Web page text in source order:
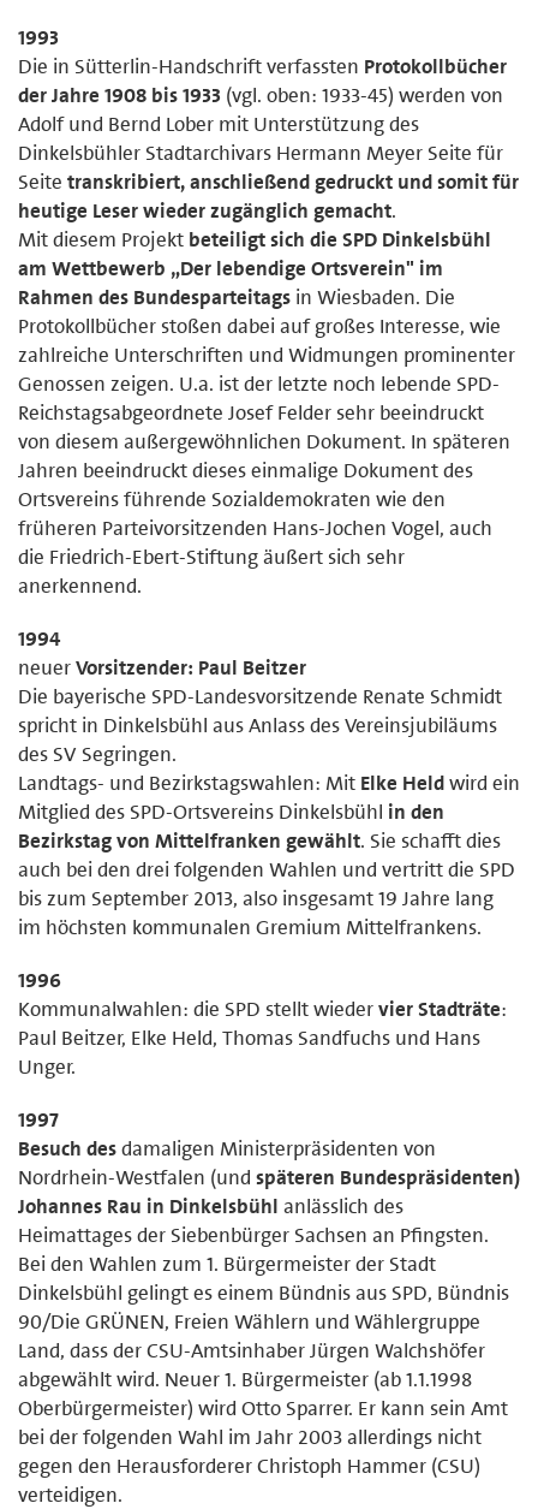
1993
Die in Sütterlin-Handschrift verfassten Protokollbücher
der Jahre 1908 bis 1933 (vgl. oben: 1933-45) werden von
Adolf und Bernd Lober mit Unterstützung des
Dinkelsbühler Stadtarchivars Hermann Meyer Seite für
Seite transkribiert, anschließend gedruckt und somit für
heutige Leser wieder zugänglich gemacht.
Mit diesem Projekt beteiligt sich die SPD Dinkelsbühl
am Wettbewerb „Der lebendige Ortsverein" im
Rahmen des Bundesparteitags in Wiesbaden. Die
Protokollbücher stoßen dabei auf großes Interesse, wie
zahlreiche Unterschriften und Widmungen prominenter
Genossen zeigen. U.a. ist der letzte noch lebende SPD-
Reichstagsabgeordnete Josef Felder sehr beeindruckt
von diesem außergewöhnlichen Dokument. In späteren
Jahren beeindruckt dieses einmalige Dokument des
Ortsvereins führende Sozialdemokraten wie den
früheren Parteivorsitzenden Hans-Jochen Vogel, auch
die Friedrich-Ebert-Stiftung äußert sich sehr
anerkennend.
1994
neuerVorsitzender: Paul Beitzer
Die bayerische SPD-Landesvorsitzende Renate Schmidt
spricht in Dinkelsbühl aus Anlass des Vereinsjubiläums
des SV Segringen.
Landtags- und Bezirkstagswahlen: Mit Elke Heldwird ein
Mitglied des SPD-Ortsvereins Dinkelsbühl in den
Bezirkstag von Mittelfranken gewählt. Sie schafft dies
auch bei den drei folgenden Wahlen und vertritt die SPD
bis zum September 2013, also insgesamt 19 Jahre lang
im höchsten kommunalen Gremium Mittelfrankens.
1996
Kommunalwahlen: die SPD stellt wiedervier Stadträte:
Paul Beitzer, Elke Held, Thomas Sandfuchs und Hans
Unger.
1997
Besuch desdamaligen Ministerpräsidenten von
Nordrhein-Westfalen (und späteren Bundespräsidenten)
Johannes Rau in Dinkelsbühl anlässlich des
Heimattages der Siebenbürger Sachsen an Pfingsten.
Bei den Wahlen zum 1. Bürgermeister der Stadt
Dinkelsbühl gelingt es einem Bündnis aus SPD, Bündnis
90/Die GRÜNEN, Freien Wählern und Wählergruppe
Land, dass der CSU-Amtsinhaber Jürgen Walchshöfer
abgewählt wird. Neuer 1. Bürgermeister (ab 1.1.1998
Oberbürgermeister) wird Otto Sparrer. Er kann sein Amt
bei der folgenden Wahl im Jahr 2003 allerdings nicht
gegen den Herausforderer Christoph Hammer (CSU)
verteidigen.